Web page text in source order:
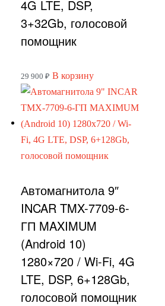
4G LTE, DSP,
3+32Gb, голосовой
помощник
29 900 ₽ В корзину
Автомагнитола 9″
INCAR TMX-7709-6-
ГП MAXIMUM
(Android 10)
1280×720 / Wi-Fi, 4G
LTE, DSP, 6+128Gb,
голосовой помощник